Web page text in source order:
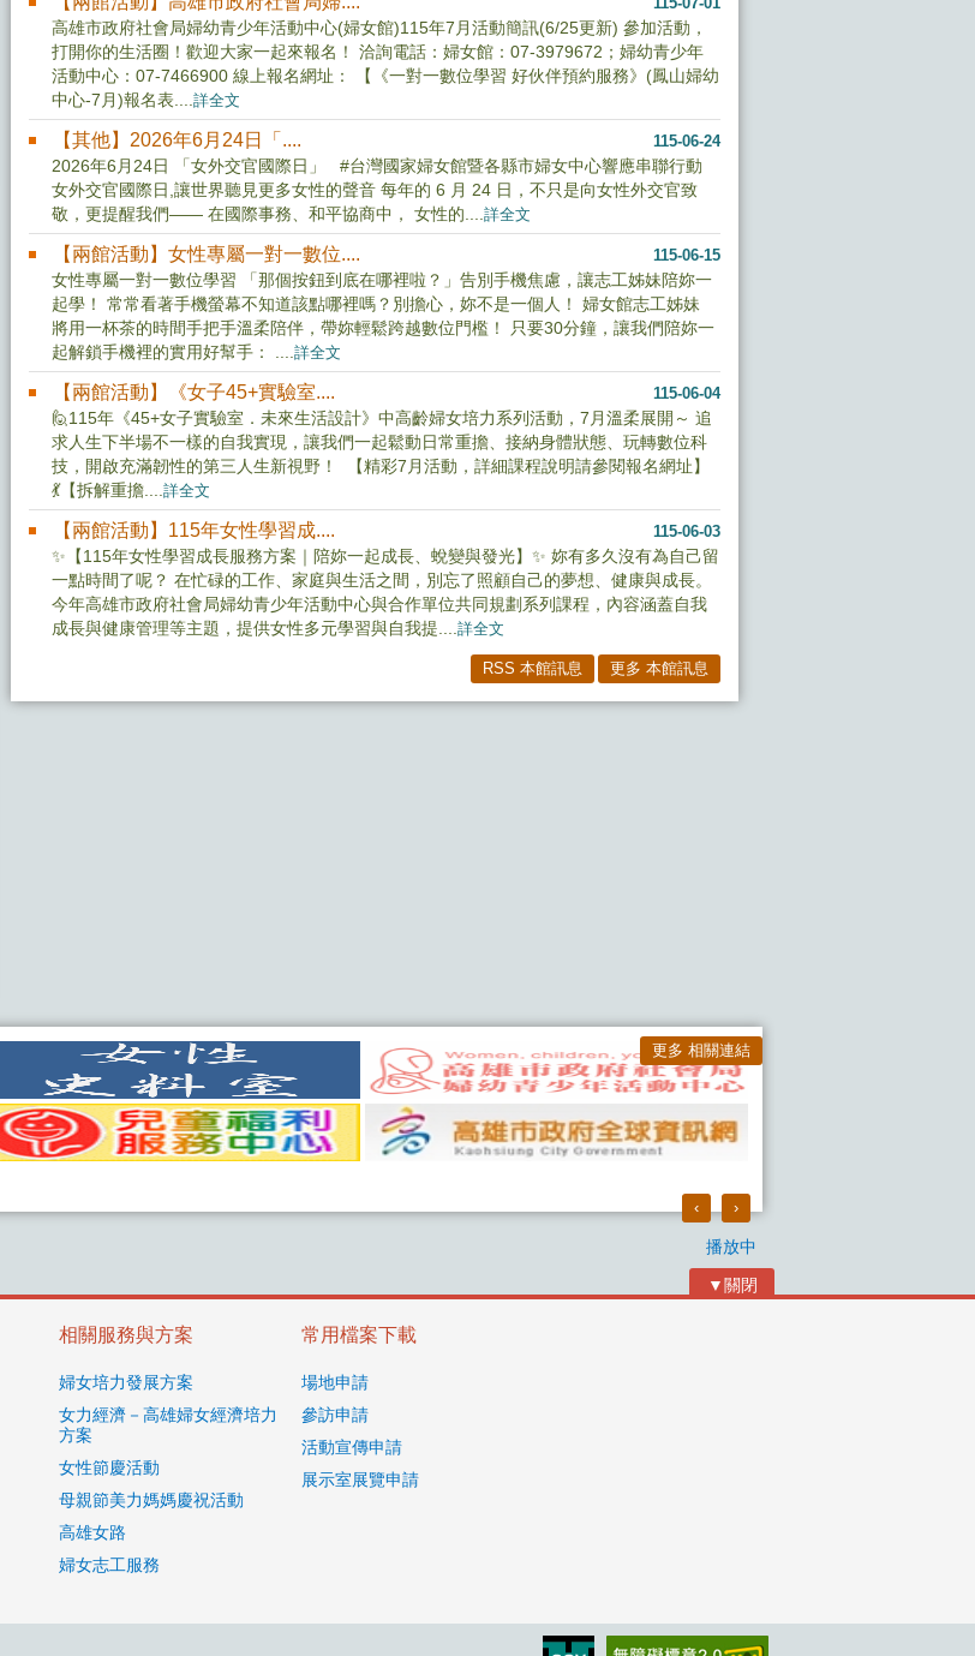
高雄市政府社會局婦幼青少年活動中心(婦女館)115年7月活動簡訊(6/25更新) 參加活動，
打開你的生活圈！歡迎大家一起來報名！ 洽詢電話：婦女館：07-3979672；婦幼青少年
活動中心：07-7466900 線上報名網址： 【《一對一數位學習 好伙伴預約服務》(鳳山婦幼
中心-7月)報名表....詳全文
115-06-24
【其他】2026年6月24日「....
2026年6月24日 「女外交官國際日」 #台灣國家婦女館暨各縣市婦女中心響應串聯行動
女外交官國際日,讓世界聽見更多女性的聲音 每年的 6 月 24 日，不只是向女性外交官致
敬，更提醒我們—— 在國際事務、和平協商中， 女性的....詳全文
115-06-15
【兩館活動】女性專屬一對一數位....
女性專屬一對一數位學習 「那個按鈕到底在哪裡啦？」告別手機焦慮，讓志工姊妹陪妳一
起學！ 常常看著手機螢幕不知道該點哪裡嗎？別擔心，妳不是一個人！ 婦女館志工姊妹
將用一杯茶的時間手把手溫柔陪伴，帶妳輕鬆跨越數位門檻！ 只要30分鐘，讓我們陪妳一
起解鎖手機裡的實用好幫手： ....詳全文
115-06-04
【兩館活動】《女子45+實驗室....
🙋115年《45+女子實驗室．未來生活設計》中高齡婦女培力系列活動，7月溫柔展開～ 追
求人生下半場不一樣的自我實現，讓我們一起鬆動日常重擔、接納身體狀態、玩轉數位科
技，開啟充滿韌性的第三人生新視野！ 【精彩7月活動，詳細課程說明請參閱報名網址】
💃【拆解重擔....詳全文
115-06-03
【兩館活動】115年女性學習成....
✨【115年女性學習成長服務方案｜陪妳一起成長、蛻變與發光】✨ 妳有多久沒有為自己留
一點時間了呢？ 在忙碌的工作、家庭與生活之間，別忘了照顧自己的夢想、健康與成長。
今年高雄市政府社會局婦幼青少年活動中心與合作單位共同規劃系列課程，內容涵蓋自我
成長與健康管理等主題，提供女性多元學習與自我提....詳全文
RSS 本館訊息 更多 本館訊息
播放中
‹
更多 相關連結
›
▼關閉
相關服務與方案
婦女培力發展方案
女力經濟－高雄婦女經濟培力
方案
女性節慶活動
母親節美力媽媽慶祝活動
高雄女路
婦女志工服務
常用檔案下載
場地申請
參訪申請
活動宣傳申請
展示室展覽申請